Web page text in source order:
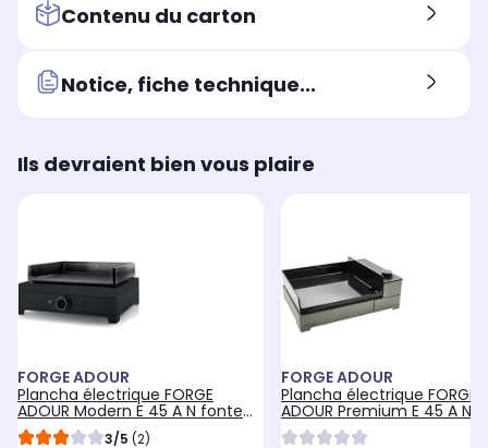
Contenu du carton
Notice, fiche technique...
Ils devraient bien vous plaire
FORGE ADOUR
Plancha électrique FORGE
ADOUR Modern E 45 A N fonte
émaillée à poser, 43.5x42 cm
3/5 (2)
FORGE ADOUR
Plancha électrique FORGE
ADOUR Premium E 45 A NG
fonte émaillée à poser,